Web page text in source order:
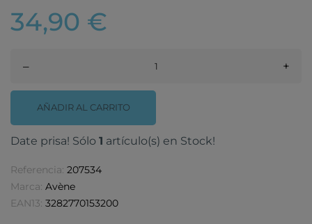
34,90 €
– +
AÑADIR AL CARRITO
Date prisa! Sólo 1 artículo(s) en Stock!
Referencia: 207534
Marca: Avène
EAN13: 3282770153200